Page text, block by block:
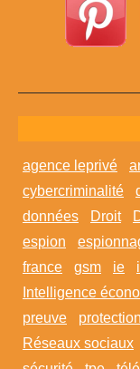
agence leprivé
cybercriminalité
données
Droit
espion
france
gsm ie
Intelligence
preuve
protection
Réseaux sociaux